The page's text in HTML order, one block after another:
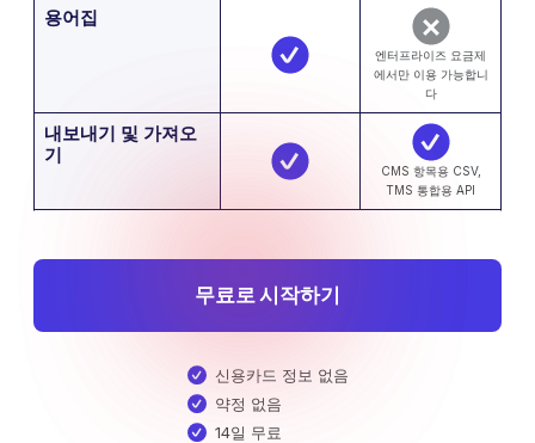
용어집
엔터프라이즈 요금제
에서만 이용 가능합니
다
내보내기 및 가져오
기
CMS 항목용 CSV,
TMS 통합용 API
무료로 시작하기
신용카드 정보 없음
약정 없음
14일 무료